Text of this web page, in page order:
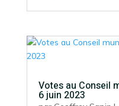
Votes au Conseil
6 juin 2023